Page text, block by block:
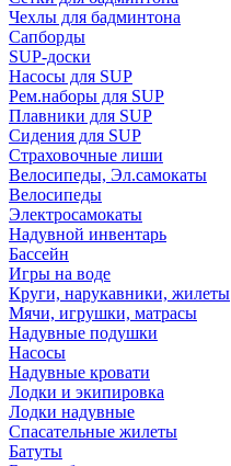
Чехлы для бадминтона
Сапборды
SUP-доски
Насосы для SUP
Рем.наборы для SUP
Плавники для SUP
Сидения для SUP
Страховочные лиши
Велосипеды, Эл.самокаты
Велосипеды
Электросамокаты
Надувной инвентарь
Бассейн
Игры на воде
Круги, нарукавники, жилеты
Мячи, игрушки, матрасы
Надувные подушки
Насосы
Надувные кровати
Лодки и экипировка
Лодки надувные
Спасательные жилеты
Батуты